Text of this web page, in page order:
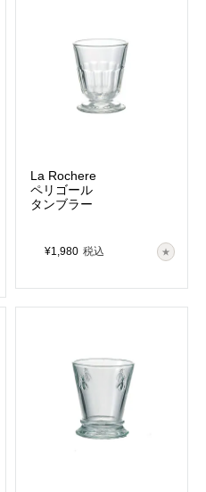
La Rochere
ペリゴール
タンブラー
¥1,980 税込